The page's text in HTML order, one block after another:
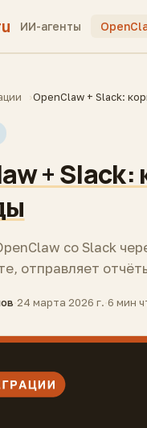
ИИ-агенты
OpenClaw + Slack:
+
со Slack
отправляет
·24 марта 2026 г.·6 мин